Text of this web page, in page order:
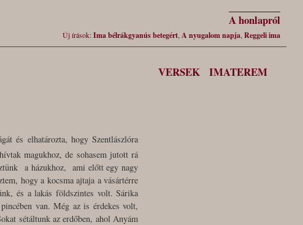
A honlapról
Új írások:Ima bélrákgyanús betegért A nyugalom napja ,Reggeli ima
VERSEK
IMATEREM
és elhatározta, hogy Szentlászlóra
magukhoz, de sohasem jutott rá
a házukhoz, ami előtt egy nagy
hogy a kocsma ajtaja a vásártérre
és a lakás földszintes volt. Sárika
van. Még az is érdekes volt,
sétáltunk az erdőben, ahol Anyám